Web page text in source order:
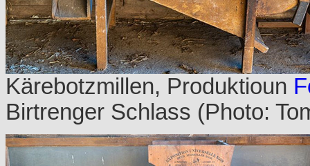
Kärebotzmillen, Produktioun
Birtrenger Schlass (Photo: